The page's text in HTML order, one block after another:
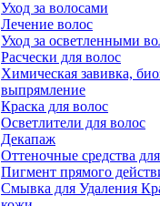
Уход за волосами
Лечение волос
Уход за осветленными
Расчески для волос
Химическая завивка,
выпрямление
Краска для волос
Осветлители для волос
Декапаж
Оттеночные средства
Пигмент прямого
Смывка для Удаления